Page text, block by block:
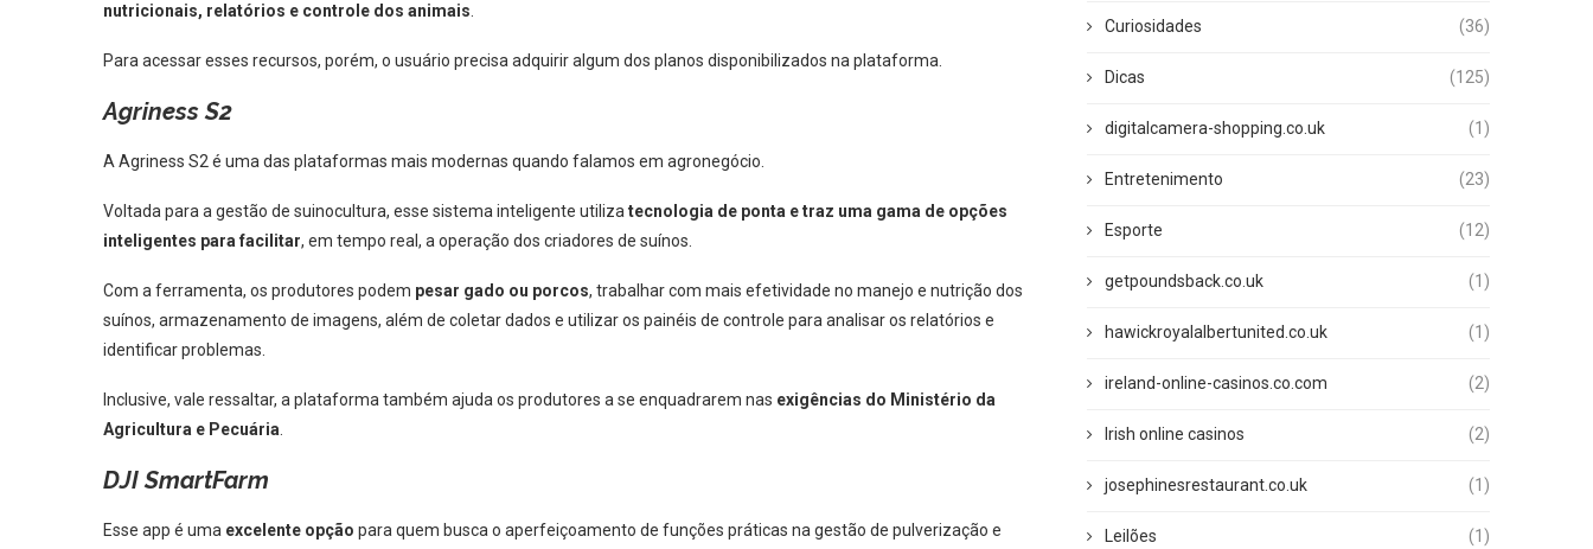
nutricionais, relatórios e controle dos animais
Para acessar esses recursos, porém, o usuário precisa adquirir algum dos planos disponibilizados na plataforma.
Agriness S2
A Agriness S2 é uma das plataformas mais modernas quando falamos em agronegócio.
Voltada para a gestão de suinocultura, esse sistema inteligente utiliza tecnologia de ponta e traz uma gama de opções
inteligentes para facilitar, em tempo real, a operação dos criadores de suínos.
Com a ferramenta, os produtores podem pesar gado ou porcos, trabalhar com mais efetividade no manejo e nutrição dos
suínos, armazenamento de imagens, além de coletar dados e utilizar os painéis de controle para analisar os relatórios e
identificar problemas.
Inclusive, vale ressaltar, a plataforma também ajuda os produtores a se enquadrarem nas exigências do Ministério da
Agricultura e Pecuária
DJI SmartFarm
Esse app é uma excelente opção para quem busca o aperfeiçoamento de funções práticas na gestão de pulverização e
Curiosidades (36)
Dicas (125)
digitalcamera-shopping.co.uk (1)
Entretenimento (23)
Esporte (12)
getpoundsback.co.uk (1)
hawickroyalalbertunited.co.uk (1)
ireland-online-casinos.co.com (2)
Irish online casinos (2)
josephinesrestaurant.co.uk (1)
Leilões (1)